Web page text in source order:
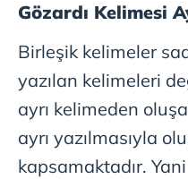
Gözardı Kelimesi
Birleşik kelimeler
yazılan kelimeleri
ayrı kelimeden
ayrı yazılmasıyla
kapsamaktadır.